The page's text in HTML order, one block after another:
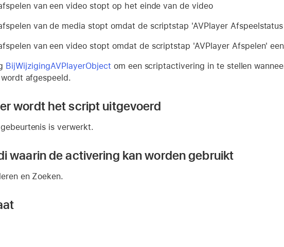
van een video stopt op het einde van de video
van de media stopt omdat de scriptstap 'AVPlayer
van een video stopt omdat de scriptstap 'AVPlayer Afspelen'
BijWijzigingAVPlayerObject om een scriptactivering in te stellen
afgespeeld.
wordt het script uitgevoerd
is verwerkt.
waarin de activering kan worden gebruikt
en Zoeken.